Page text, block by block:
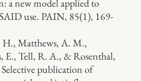
a new model applied to
use. PAIN, 85(1), 169-
Matthews, A. M.,
E., Tell, R. A., & Rosenthal,
publication of